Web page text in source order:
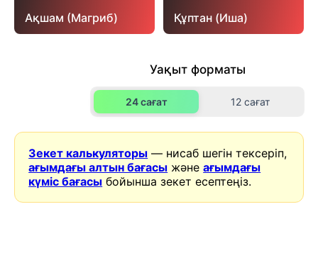
Ақшам (Магриб) Құптан (Иша)
Уақыт форматы
24 сағат 12 сағат
Зекет калькуляторы — нисаб шегін тексеріп,
ағымдағы алтын бағасы жәнеағымдағы
күміс бағасы бойынша зекет есептеңіз.